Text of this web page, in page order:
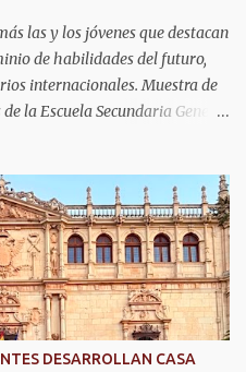
las y los jóvenes que destacan
de habilidades del futuro,
internacionales. Muestra de
la Escuela Secundaria General
Su pase lo obtuvieron en
Vallarta, tras destacar por su
en programación, diseño de
en cinco equipos,
en la que robots diseñados
una pista siguiendo una línea
Este logro refleja cómo en
DESARROLLAN CASA